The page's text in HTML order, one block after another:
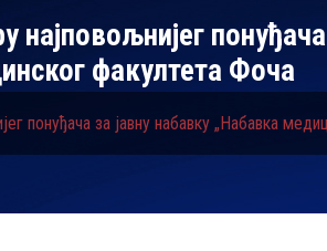
најповољнијег
факултета Фоча
понуђача за јавну набавку „Набавка